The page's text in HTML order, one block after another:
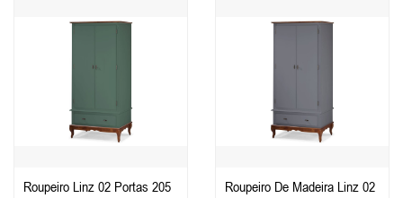
Roupeiro Linz 02 Portas 205
Roupeiro De Madeira Linz 02